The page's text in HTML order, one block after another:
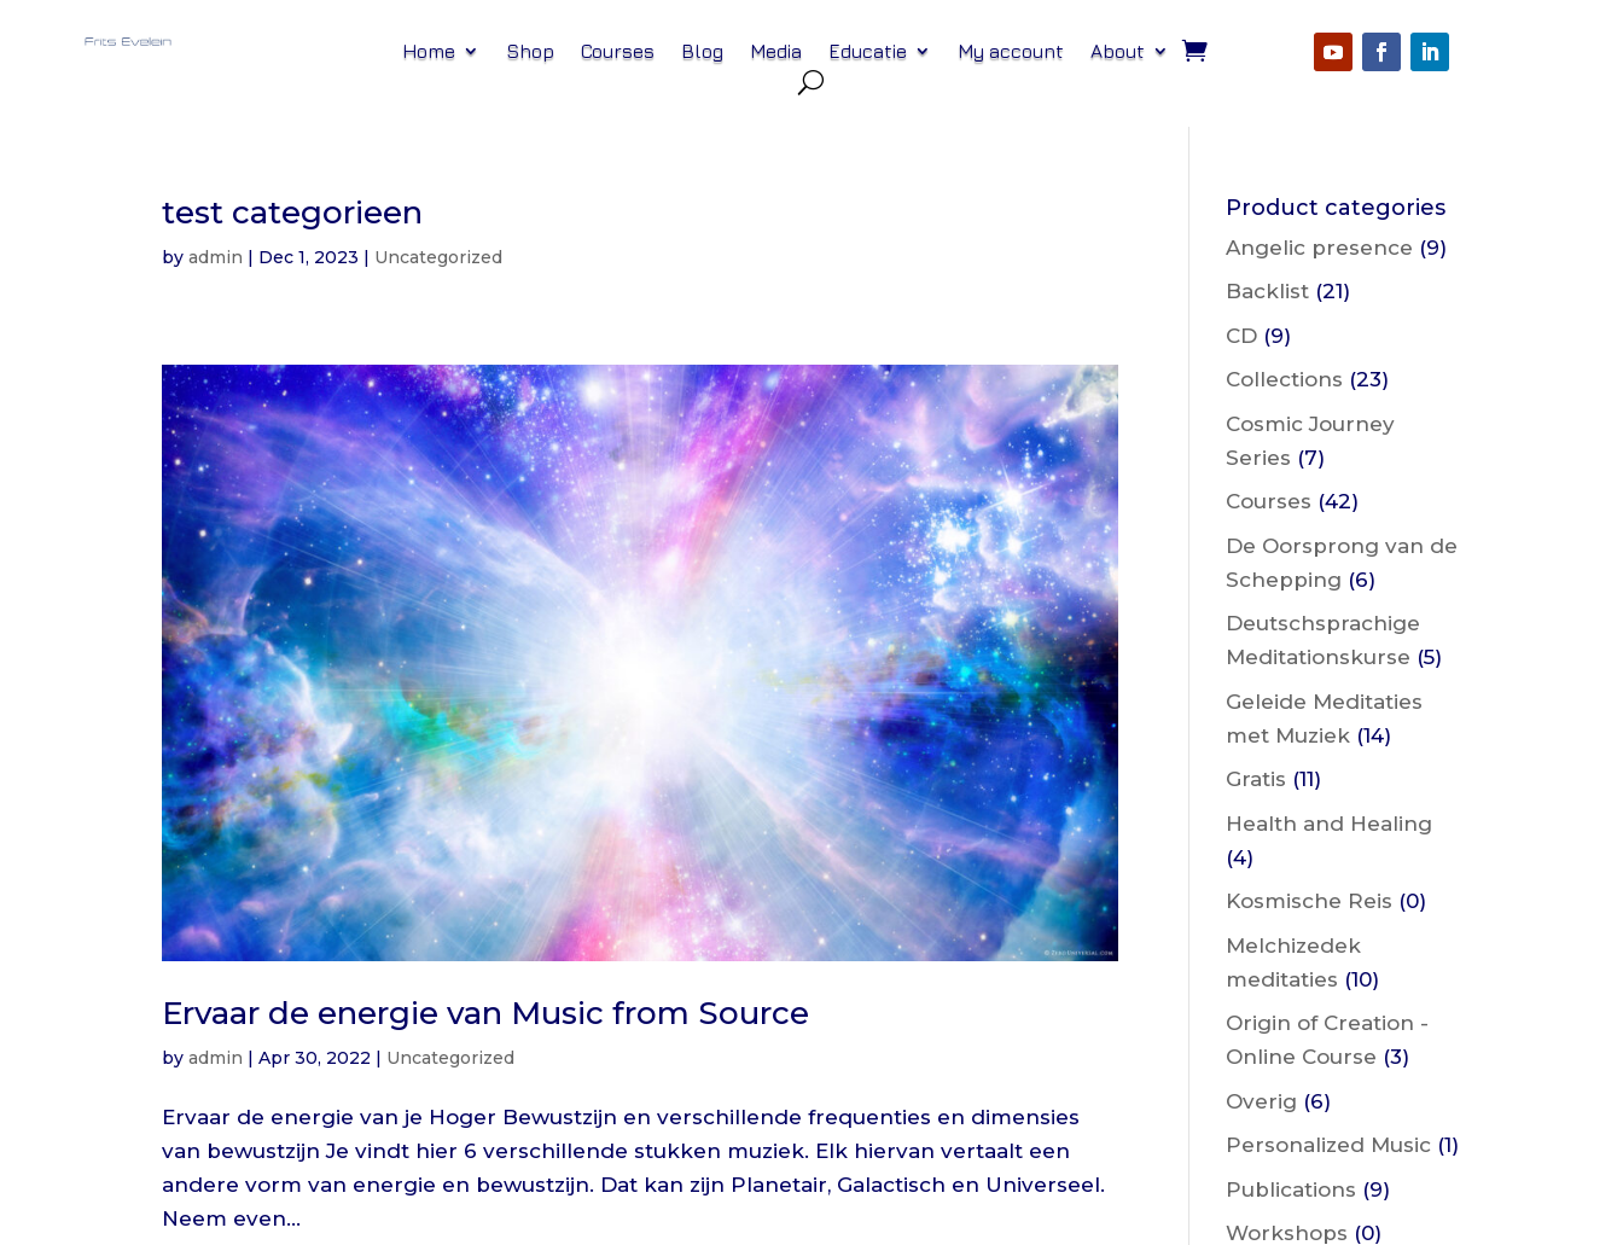
Home Shop Courses Blog Media Educatie My account About
test categorieen
byadmin | Dec 1, 2023 | Uncategorized
Ervaar de energie van Music from Source
byadmin |Apr 30, 2022 | Uncategorized
Ervaar de energie van je Hoger Bewustzijn en verschillende frequenties en dimensies
van bewustzijn Je vindt hier 6 verschillende stukken muziek. Elk hiervan vertaalt een
andere vorm van energie en bewustzijn. Dat kan zijn Planetair, Galactisch en Universeel.
Neem even...
Product categories
Angelic presence (9)
Backlist (21)
CD (9)
Collections (23)
Cosmic Journey
Series (7)
Courses (42)
De Oorsprong van de
Schepping (6)
Deutschsprachige
Meditationskurse (5)
Geleide Meditaties
met Muziek (14)
Gratis (11)
Health and Healing
(4)
Kosmische Reis (0)
Melchizedek
meditaties (10)
Origin of Creation -
Online Course (3)
Overig (6)
Personalized Music (1)
Publications (9)
Workshops (0)